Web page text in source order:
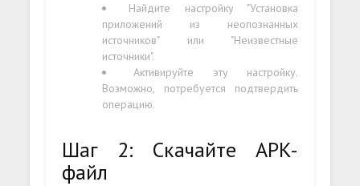
Найдите настройку "Установка
приложений из неопознанных
источников" или "Неизвестные
источники".
Активируйте эту настройку.
Возможно, потребуется подтвердить
операцию.
Шаг 2: Скачайте APK-
файл